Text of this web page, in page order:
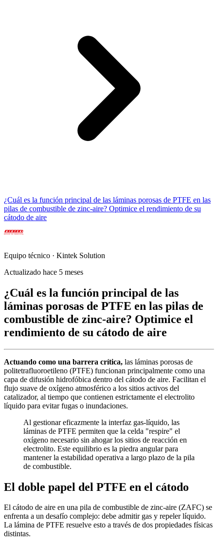
¿Cuál es la función principal de las láminas porosas de PTFE en las
pilas de combustible de zinc-aire? Optimice el rendimiento de su
cátodo de aire
Equipo técnico · Kintek Solution
Actualizado hace 5 meses
¿Cuál es la función principal de las
láminas porosas de PTFE en las pilas de
combustible de zinc-aire? Optimice el
rendimiento de su cátodo de aire
Actuando como una barrera crítica, las láminas porosas de
politetrafluoroetileno (PTFE) funcionan principalmente como una
capa de difusión hidrofóbica dentro del cátodo de aire. Facilitan el
flujo suave de oxígeno atmosférico a los sitios activos del
catalizador, al tiempo que contienen estrictamente el electrolito
líquido para evitar fugas o inundaciones.
Al gestionar eficazmente la interfaz gas-líquido, las
láminas de PTFE permiten que la celda "respire" el
oxígeno necesario sin ahogar los sitios de reacción en
electrolito. Este equilibrio es la piedra angular para
mantener la estabilidad operativa a largo plazo de la pila
de combustible.
El doble papel del PTFE en el cátodo
El cátodo de aire en una pila de combustible de zinc-aire (ZAFC) se
enfrenta a un desafío complejo: debe admitir gas y repeler líquido.
La lámina de PTFE resuelve esto a través de dos propiedades físicas
distintas.